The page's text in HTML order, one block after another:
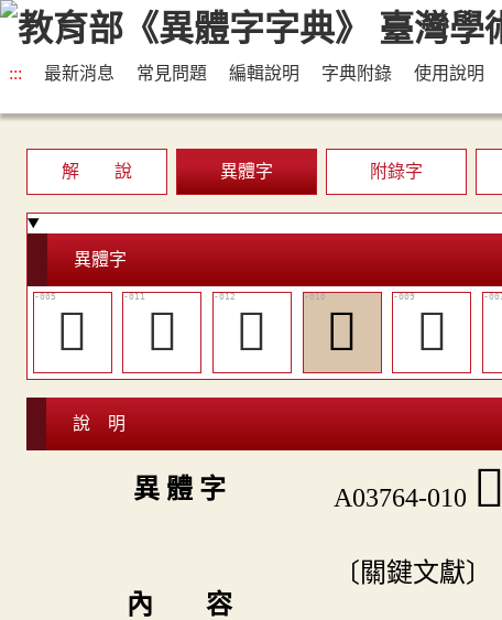
::: 最新消息 常見問題 編輯說明 字典附錄 使用說明
解 說 異體字 附錄字
異體字
𧟩 󴲺 󵛗 󵛖 󵛕
說 明
異 體 字 A03764-010 󵛖
內 容
〔關鍵文獻〕